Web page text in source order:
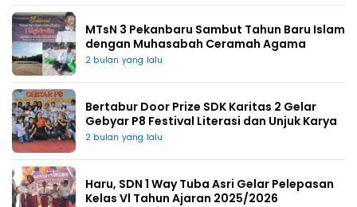
MTsN 3 Pekanbaru Sambut Tahun Baru Islam
dengan Muhasabah Ceramah Agama
2 bulan yang lalu
Bertabur Door Prize SDK Karitas 2 Gelar
Gebyar P8 Festival Literasi dan Unjuk Karya
2 bulan yang lalu
Haru, SDN 1 Way Tuba Asri Gelar Pelepasan
Kelas Vl Tahun Ajaran 2025/2026